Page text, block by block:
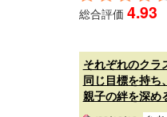
総合評価 4.93
それぞれのクラ
同じ目標を持ち
親子の絆を深め